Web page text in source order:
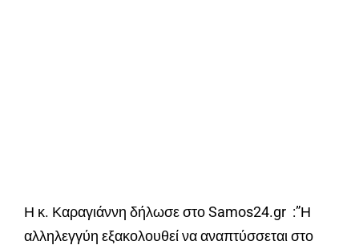
Η κ. Καραγιάννη δήλωσε στο Samos24.gr :”Η
αλληλεγγύη εξακολουθεί να αναπτύσσεται στο